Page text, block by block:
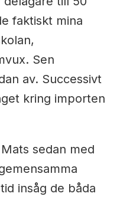
faktiskt mina
Sen
av. Successivt
kring importen
sedan med
insåg de båda